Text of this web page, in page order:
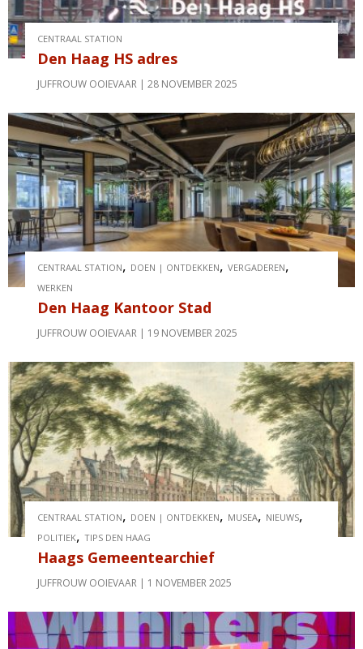
CENTRAAL STATION
Den Haag HS adres
JUFFROUW OOIEVAAR 28 NOVEMBER 2025
CENTRAAL STATION, DOEN | ONTDEKKEN,VERGADEREN,
WERKEN
Den Haag Kantoor Stad
JUFFROUW OOIEVAAR 19 NOVEMBER 2025
CENTRAAL STATION, DOEN | ONTDEKKEN, MUSEA, NIEUWS,
POLITIEK,TIPS DEN HAAG
Haags Gemeentearchief
JUFFROUW OOIEVAAR 1 NOVEMBER 2025